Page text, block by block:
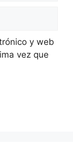
y web
vez que